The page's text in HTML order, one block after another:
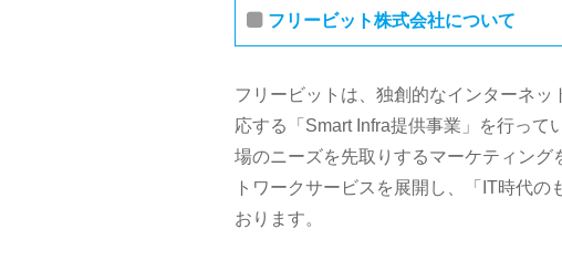
フリービット株式会社について
フリービットは、独創的なインターネ
応する「Smart Infra提供事業」を行っ
場のニーズを先取りするマーケティン
トワークサービスを展開し、「IT時代
おります。